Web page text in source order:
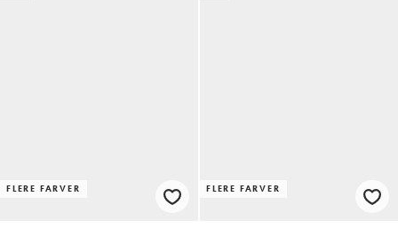
FLERE FARVER FLERE FARVER